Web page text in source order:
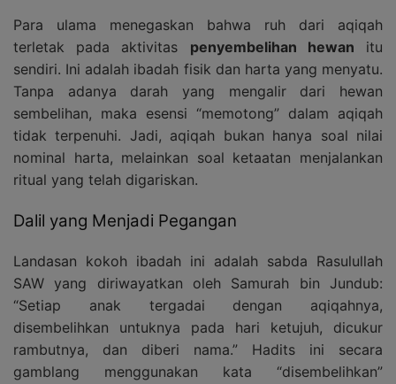
Para ulama menegaskan bahwa ruh dari aqiqah
terletak pada aktivitas penyembelihan hewan itu
sendiri. Ini adalah ibadah fisik dan harta yang menyatu.
Tanpa adanya darah yang mengalir dari hewan
sembelihan, maka esensi “memotong” dalam aqiqah
tidak terpenuhi. Jadi, aqiqah bukan hanya soal nilai
nominal harta, melainkan soal ketaatan menjalankan
ritual yang telah digariskan.
Dalil yang Menjadi Pegangan
Landasan kokoh ibadah ini adalah sabda Rasulullah
SAW yang diriwayatkan oleh Samurah bin Jundub:
“Setiap anak tergadai dengan aqiqahnya,
disembelihkan untuknya pada hari ketujuh, dicukur
rambutnya, dan diberi nama.” Hadits ini secara
gamblang menggunakan kata “disembelihkan”